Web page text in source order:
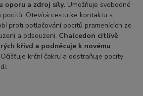
oporu a zdroj síly. Umožňuje svobodné
pocitů. Otevírá cestu ke kontaktu s
proti potlačování pocitů pramenících ze
a odsouzeni. Chalcedon citlivě
křivd a podněcuje k novému
Očišťuje krční čakru a odstraňuje pocity